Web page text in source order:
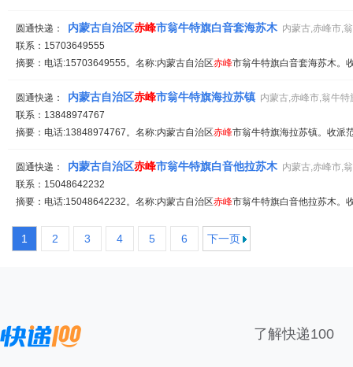
圆通快递： 内蒙古自治区赤峰市翁牛特旗白音套海苏木 内蒙古,赤峰市,
联系：15703649555
摘要：电话:15703649555。名称:内蒙古自治区赤峰市翁牛特旗白音套海苏木。
圆通快递： 内蒙古自治区赤峰市翁牛特旗海拉苏镇 内蒙古,赤峰市,翁牛特
联系：13848974767
摘要：电话:13848974767。名称:内蒙古自治区赤峰市翁牛特旗海拉苏镇。收派
圆通快递： 内蒙古自治区赤峰市翁牛特旗白音他拉苏木 内蒙古,赤峰市,
联系：15048642232
摘要：电话:15048642232。名称:内蒙古自治区赤峰市翁牛特旗白音他拉苏木。
1 2 3 4 5 6 下一页
了解快递100